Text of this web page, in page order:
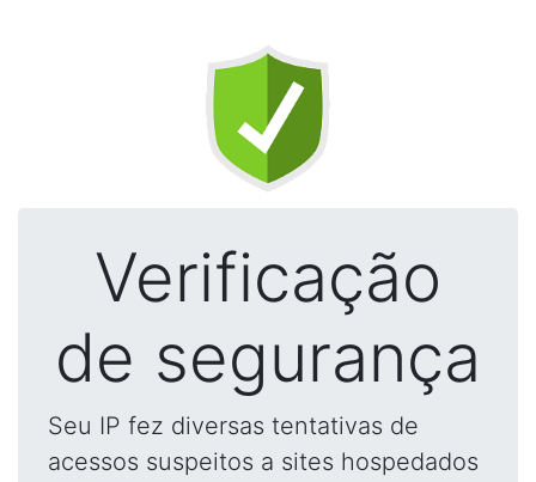
Verificação
de segurança
Seu IP fez diversas tentativas de
acessos suspeitos a sites hospedados